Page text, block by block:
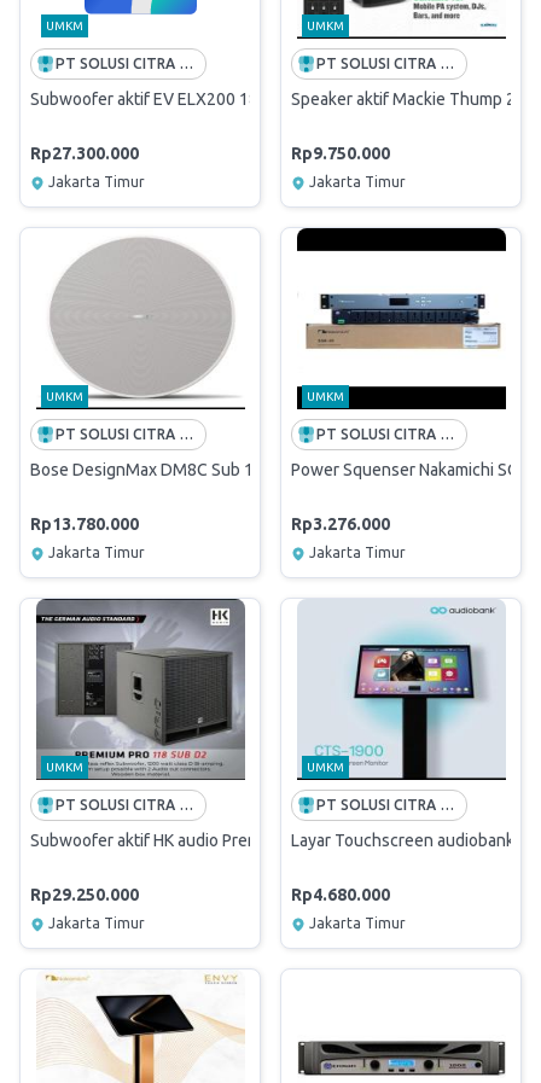
UMKM
PT SOLUSI CITRA OPPORTUNITY -FREE ONGKIR INDONESIA
Subwoofer aktif EV ELX200 18sp/Subwoofer aktif electro voice
Rp27.300.000
Jakarta Timur
UMKM
PT SOLUSI CITRA OPPORTUNITY -FREE ONGKIR INDONESIA
Speaker aktif Mackie Thump
Rp9.750.000
Jakarta Timur
UMKM
PT SOLUSI CITRA OPPORTUNITY -FREE ONGKIR INDONESIA
Bose DesignMax DM8C Sub 150W Ceilling subwoofer bose original
Rp13.780.000
Jakarta Timur
UMKM
PT SOLUSI CITRA OPPORTUNITY -FREE ONGKIR INDONESIA
Power Squenser Nakamichi
Rp3.276.000
Jakarta Timur
UMKM
PT SOLUSI CITRA OPPORTUNITY -FREE ONGKIR INDONESIA
Subwoofer aktif HK audio Premium PRO118sub D2 18 inchi original
Rp29.250.000
Jakarta Timur
UMKM
PT SOLUSI CITRA OPPORTUNITY -FREE ONGKIR INDONESIA
Layar Touchscreen audiobank
Rp4.680.000
Jakarta Timur